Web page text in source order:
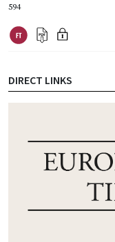
594
DIRECT LINKS